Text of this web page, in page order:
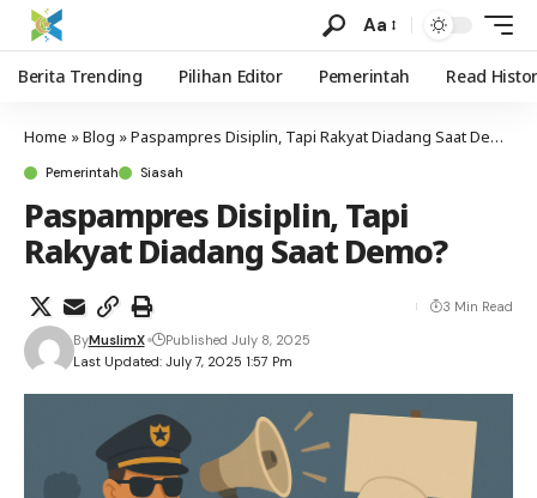
Aa
Berita Trending Pilihan Editor Pemerintah Read
Home »Blog »Paspampres Disiplin, Tapi Rakyat Diadang Saat Demo?
Pemerintah Siasah
Paspampres Disiplin, Tapi
Rakyat Diadang Saat Demo?
Last Updated: July 7, 2025 1:57 Pm
ByMuslimX Published July 8, 2025
3 Min Read